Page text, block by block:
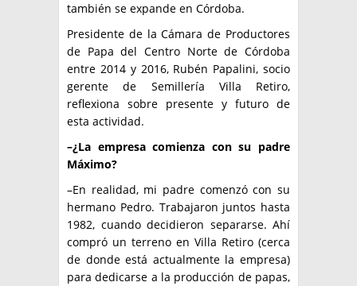
también se expande en Córdoba.
Presidente de la Cámara de Productores
de Papa del Centro Norte de Córdoba
entre 2014 y 2016, Rubén Papalini, socio
gerente de Semillería Villa Retiro,
reflexiona sobre presente y futuro de
esta actividad.
–¿La empresa comienza con su padre
Máximo?
–En realidad, mi padre comenzó con su
hermano Pedro. Trabajaron juntos hasta
1982, cuando decidieron separarse. Ahí
compró un terreno en Villa Retiro (cerca
de donde está actualmente la empresa)
para dedicarse a la producción de papas,